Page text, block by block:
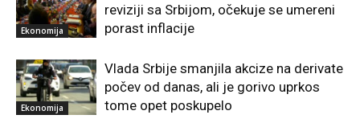
Ekonomija
reviziji sa Srbijom, očekuje se umereni
porast inflacije
Ekonomija
Vlada Srbije smanjila akcize na derivate
počev od danas, ali je gorivo uprkos
tome opet poskupelo